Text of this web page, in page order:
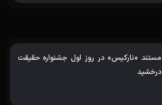
مستند «نارکیس» در روز اول جشنواره حقیقت
درخشید